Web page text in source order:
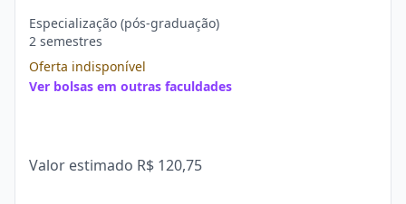
Especialização (pós-graduação)
2 semestres
Oferta indisponível
Ver bolsas em outras faculdades
Valor estimado R$ 120,75